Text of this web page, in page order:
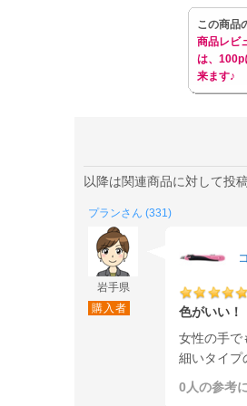
この商品
商品レビ
は、100p
来ます♪
以降は関連商品に対して投
プランさん (331)
岩手県
購入者
色がいい！
女性の手で
細いタイプ
0人の参考